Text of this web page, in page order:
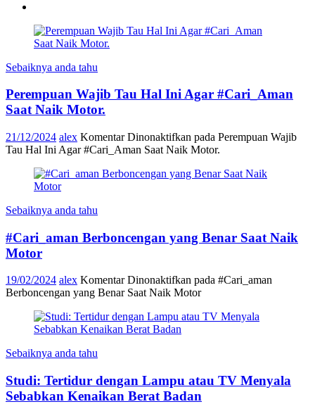
Sebaiknya anda tahu
Perempuan Wajib Tau Hal Ini Agar #Cari_Aman
Saat Naik Motor.
21/12/2024 alex Komentar Dinonaktifkan pada Perempuan Wajib
Tau Hal Ini Agar #Cari_Aman Saat Naik Motor.
Sebaiknya anda tahu
#Cari_aman Berboncengan yang Benar Saat Naik
Motor
19/02/2024 alex Komentar Dinonaktifkan pada #Cari_aman
Berboncengan yang Benar Saat Naik Motor
Sebaiknya anda tahu
Studi: Tertidur dengan Lampu atau TV Menyala
Sebabkan Kenaikan Berat Badan